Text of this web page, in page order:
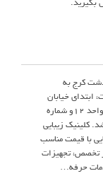
بگیرید.
کرج به
خیابان
مطهری، ساختمان یاس، طبقه ۳، واحد ۱۲و شماره
می باشد. کلینیک زیبایی
با قیمت مناسب
تخصص، تجهیزات
حرفه…